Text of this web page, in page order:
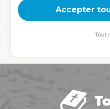
équipe, un groupe ou une
Accepter
Tout